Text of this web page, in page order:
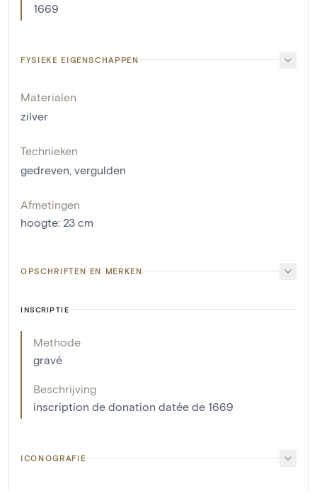
1669
FYSIEKE EIGENSCHAPPEN
Materialen
zilver
Technieken
gedreven vergulden
Afmetingen
hoogte: 23 cm
OPSCHRIFTEN EN MERKEN
INSCRIPTIE
Methode
gravé
Beschrijving
inscription de donation datée de 1669
ICONOGRAFIE